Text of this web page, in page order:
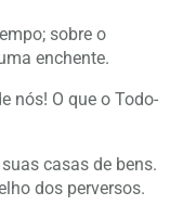
sobre o
enchente.
nós! O que o Todo-
casas de bens.
dos perversos.